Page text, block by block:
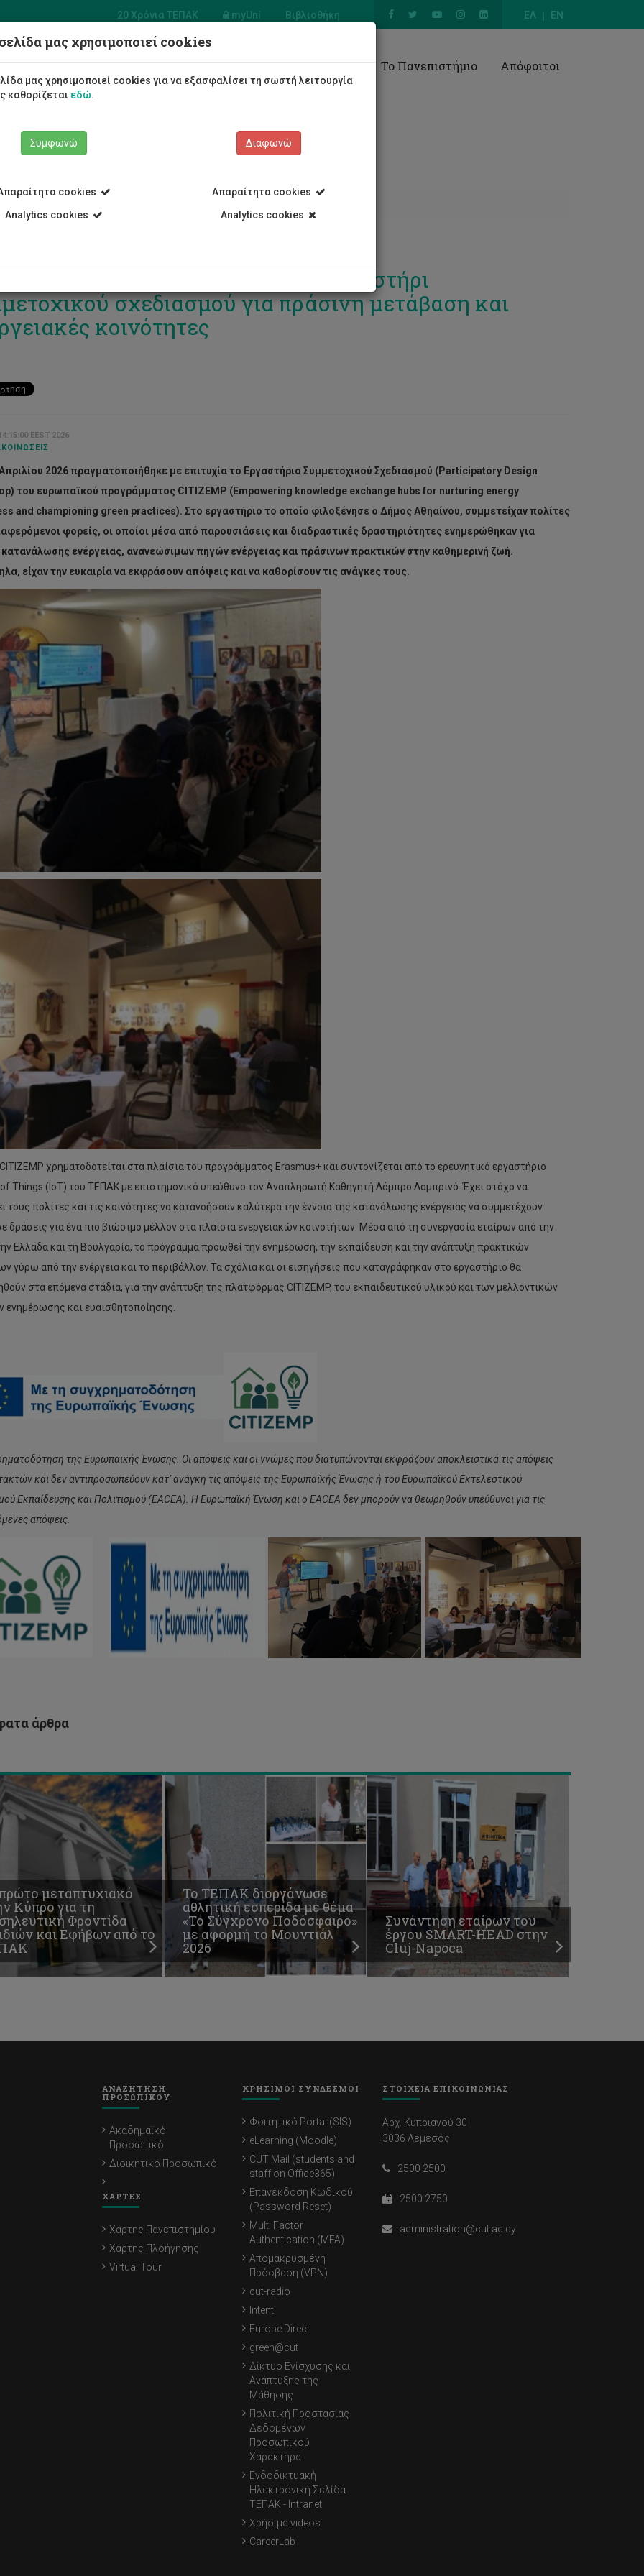
ΕΛ EN
20 Χρόνια ΤΕΠΑΚ myUni Βιβλιοθήκη
Φοιτητές/τριες Σπουδές Έρευνα Το Πανεπιστήμιο Απόφοιτοι
πρόγραμμα CITIZEMP : Εργαστήρι
σχεδιασμού για πράσινη μετάβαση και
κοινότητες
EEST 2026
2026 πραγματοποιήθηκε με επιτυχία το Εργαστήριο Συμμετοχικού Σχεδιασμού (Participatory Design
του ευρωπαϊκού προγράμματος CITIZEMP (Empowering knowledge exchange hubs for nurturing energy
and championing green practices). Στο εργαστήριο το οποίο φιλοξένησε ο Δήμος Αθηαίνου, συμμετείχαν πολίτες
φορείς, οι οποίοι μέσα από παρουσιάσεις και διαδραστικές δραστηριότητες ενημερώθηκαν για
ενέργειας, ανανεώσιμων πηγών ενέργειας και πράσινων πρακτικών στην καθημερινή ζωή.
είχαν την ευκαιρία να εκφράσουν απόψεις και να καθορίσουν τις ανάγκες τους.
χρηματοδοτείται στα πλαίσια του προγράμματος Erasmus+ και συντονίζεται από το ερευνητικό εργαστήριο
Things (IoT) του ΤΕΠΑΚ με επιστημονικό υπεύθυνο τον Αναπληρωτή Καθηγητή Λάμπρο Λαμπρινό. Έχει στόχο να
τους πολίτες και τις κοινότητες να κατανοήσουν καλύτερα την έννοια της κατανάλωσης ενέργειας να συμμετέχουν
δράσεις για ένα πιο βιώσιμο μέλλον στα πλαίσια ενεργειακών κοινοτήτων. Μέσα από τη συνεργασία εταίρων από την
Ελλάδα και τη Βουλγαρία, το πρόγραμμα προωθεί την ενημέρωση, την εκπαίδευση και την ανάπτυξη πρακτικών
γύρω από την ενέργεια και το περιβάλλον. Τα σχόλια και οι εισηγήσεις που καταγράφηκαν στο εργαστήριο θα
στα επόμενα στάδια, για την ανάπτυξη της πλατφόρμας CITIZEMP, του εκπαιδευτικού υλικού και των μελλοντικών
ενημέρωσης και ευαισθητοποίησης.
της Ευρωπαϊκής Ένωσης. Οι απόψεις και οι γνώμες που διατυπώνονται εκφράζουν αποκλειστικά τις απόψεις
και δεν αντιπροσωπεύουν κατ’ ανάγκη τις απόψεις της Ευρωπαϊκής Ένωσης ή του Ευρωπαϊκού Εκτελεστικού
Εκπαίδευσης και Πολιτισμού (EACEA). Η Ευρωπαϊκή Ένωση και ο EACEA δεν μπορούν να θεωρηθούν υπεύθυνοι για τις
απόψεις.
άρθρα
μεταπτυχιακό
Κύπρο για τη
Φροντίδα
και Εφήβων από το
ΤΕΠΑΚ
διοργάνωσε
αθλητική
εσπερίδα
με
θέμα
Το ΤΕΠΑΚ διοργάνωσε
αθλητική εσπερίδα με θέμα
«Το Σύγχρονο Ποδόσφαιρο»
με αφορμή το Μουντιάλ
2026
Συνάντηση
εταίρων
του
Συνάντηση εταίρων του
έργου SMART-HEAD στην
Cluj-Napoca
ΑΝΑΖΗΤΗΣΗ
ΠΡΟΣΩΠΙΚΟΥ
Ακαδημαϊκό
Προσωπικό
Διοικητικό Προσωπικό
ΧΑΡΤΕΣ
Χάρτης Πανεπιστημίου
Χάρτης Πλοήγησης
Virtual Tour
ΧΡΗΣΙΜΟΙ ΣΥΝΔΕΣΜΟΙ
Φοιτητικό Portal (SIS)
eLearning (Moodle)
CUT Mail (students and
staff on Office365)
Επανέκδοση Κωδικού
(Password Reset)
Multi Factor
Authentication (MFA)
Απομακρυσμένη
Πρόσβαση (VPN)
cut-radio
Intent
Europe Direct
green@cut
Δίκτυο Ενίσχυσης και
Ανάπτυξης της
Μάθησης
Πολιτική Προστασίας
Δεδομένων
Προσωπικού
Χαρακτήρα
Ενδοδικτυακή
Ηλεκτρονική Σελίδα
ΤΕΠΑΚ - Intranet
Χρήσιμα videos
CareerLab
ΣΤΟΙΧΕΙΑ ΕΠΙΚΟΙΝΩΝΙΑΣ
Αρχ. Κυπριανού 30
3036 Λεμεσός
2500 2500
2500 2750
administration@cut.ac.cy
μας χρησιμοποιεί cookies
μας χρησιμοποιεί cookies για να εξασφαλίσει τη σωστή λειτουργία
καθορίζεται εδώ.
Συμφωνώ
cookies
Analytics cookies
Διαφωνώ
Απαραίτητα cookies
Analytics cookies